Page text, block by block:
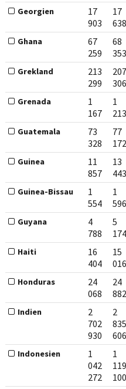
Georgien
17
903
17
638
Ghana
67
259
68
353
Grekland
213
299
207
306
Grenada
1
167
1
213
Guatemala
73
328
77
172
Guinea
11
857
13
443
Guinea-Bissau
1
554
1
596
Guyana
4
788
5
174
Haiti
16
404
15
016
Honduras
24
068
24
882
Indien
2
702
930
2
835
606
Indonesien
1
042
272
1
119
100